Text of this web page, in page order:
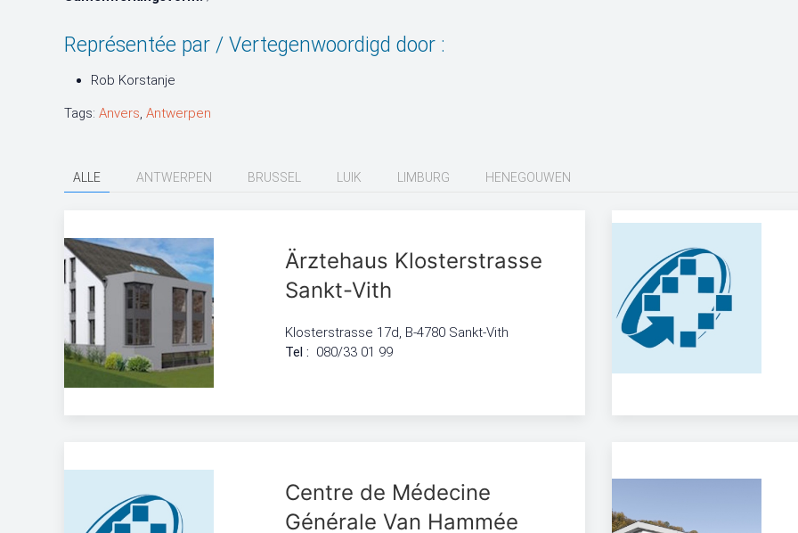
Représentée par / Vertegenwoordigd door :
Rob Korstanje
Tags: Anvers, Antwerpen
ALLE ANTWERPEN BRUSSEL LUIK LIMBURG HENEGOUWEN
Ärztehaus Klosterstrasse
Sankt-Vith
Klosterstrasse 17d, B-4780 Sankt-Vith
Tel : 080/33 01 99
Centre de Médecine
Générale Van Hammée